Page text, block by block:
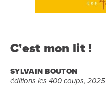
C'est mon lit !
SYLVAIN BOUTON
éditions les 400 coups, 2025